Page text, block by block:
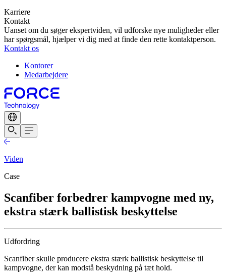
Karriere
Kontakt
Uanset om du søger ekspertviden, vil udforske nye muligheder eller
har spørgsmål, hjælper vi dig med at finde den rette kontaktperson.
Kontakt os
Kontorer
Medarbejdere
Viden
Case
Scanfiber forbedrer kampvogne med ny,
ekstra stærk ballistisk beskyttelse
Udfordring
Scanfiber skulle producere ekstra stærk ballistisk beskyttelse til
kampvogne, der kan modstå beskydning på tæt hold.